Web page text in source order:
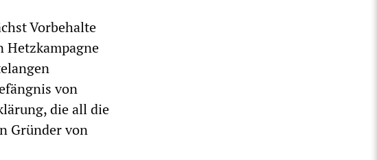
Vorbehalte
Hetzkampagne
von
die all die
Gründer von